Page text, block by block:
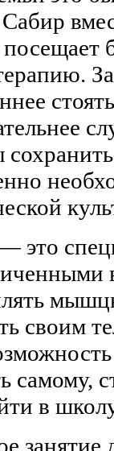
За
своим
самому,
в
занятие